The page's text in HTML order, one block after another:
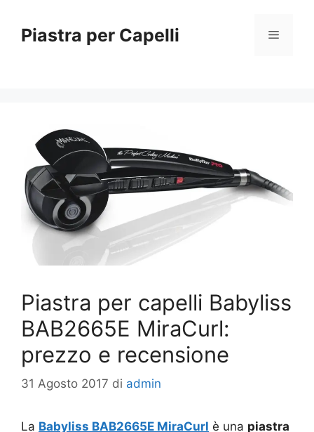
contenuto
Piastra per Capelli Menu
Piastra per capelli Babyliss
BAB2665E MiraCurl:
prezzo e recensione
31 Agosto 2017 di admin
La Babyliss BAB2665E MiraCurl è una piastra